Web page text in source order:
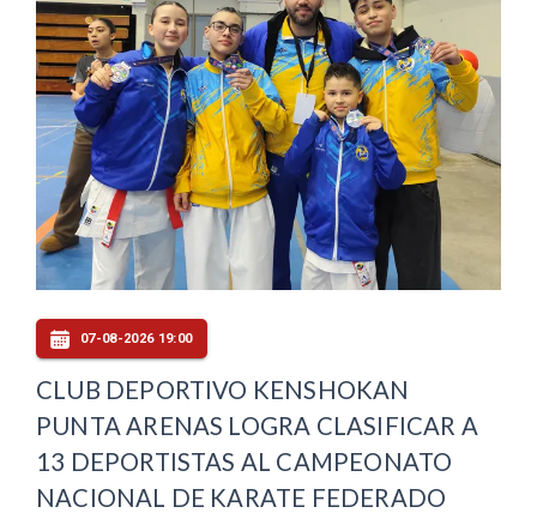
07-08-2026 19:00
CLUB DEPORTIVO KENSHOKAN
PUNTA ARENAS LOGRA CLASIFICAR A
13 DEPORTISTAS AL CAMPEONATO
NACIONAL DE KARATE FEDERADO